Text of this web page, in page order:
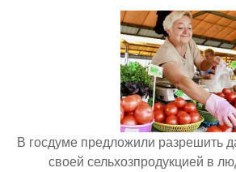
В госдуме предложили разрешить
своей сельхозпродукцией в